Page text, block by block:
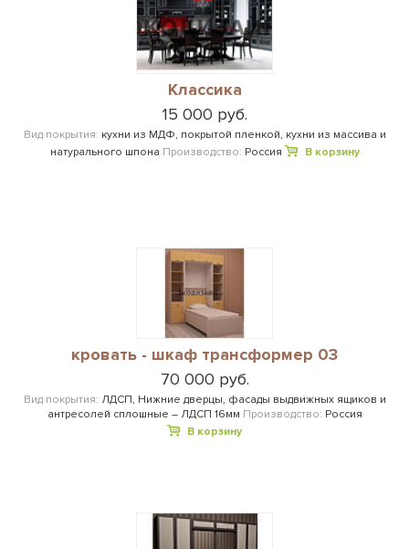
Классика
15 000 руб.
Вид покрытия: кухни из МДФ, покрытой пленкой, кухни из массива и
натурального шпона Производство: Россия В корзину
кровать - шкаф трансформер 03
70 000 руб.
Вид покрытия: ЛДСП, Нижние дверцы, фасады выдвижных ящиков и
антресолей сплошные – ЛДСП 16мм Производство: Россия
В корзину